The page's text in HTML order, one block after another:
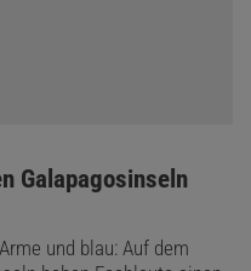
Galapagosinseln
und blau: Auf dem